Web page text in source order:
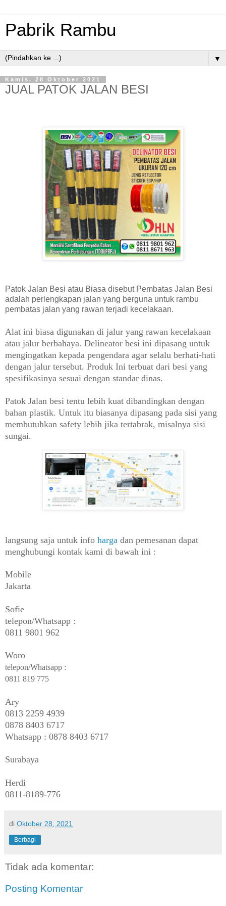
Pabrik Rambu
▼
Kamis, 28 Oktober 2021
JUAL PATOK JALAN BESI
Patok Jalan Besi atau Biasa disebut Pembatas Jalan Besi
adalah perlengkapan jalan yang berguna untuk rambu
pembatas jalan yang rawan terjadi kecelakaan.
Alat ini biasa digunakan di jalur yang rawan kecelakaan
atau jalur berbahaya. Delineator besi ini dipasang untuk
mengingatkan kepada pengendara agar selalu berhati-hati
dengan jalur tersebut. Produk Ini terbuat dari besi yang
spesifikasinya sesuai dengan standar dinas.
Patok Jalan besi tentu lebih kuat dibandingkan dengan
bahan plastik. Untuk itu biasanya dipasang pada sisi yang
membutuhkan safety lebih jika tertabrak, misalnya sisi
sungai.
langsung saja untuk info harga dan pemesanan dapat
menghubungi kontak kami di bawah ini :
Mobile
Jakarta
Sofie
telepon/Whatsapp :
0811 9801 962
Woro
telepon/Whatsapp :
0811 819 775
Ary
0813 2259 4939
0878 8403 6717
Whatsapp : 0878 8403 6717
Surabaya
Herdi
0811-8189-776
di Oktober 28, 2021
Berbagi
Tidak ada komentar:
Posting Komentar